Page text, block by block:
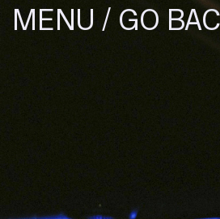
MENU / GO